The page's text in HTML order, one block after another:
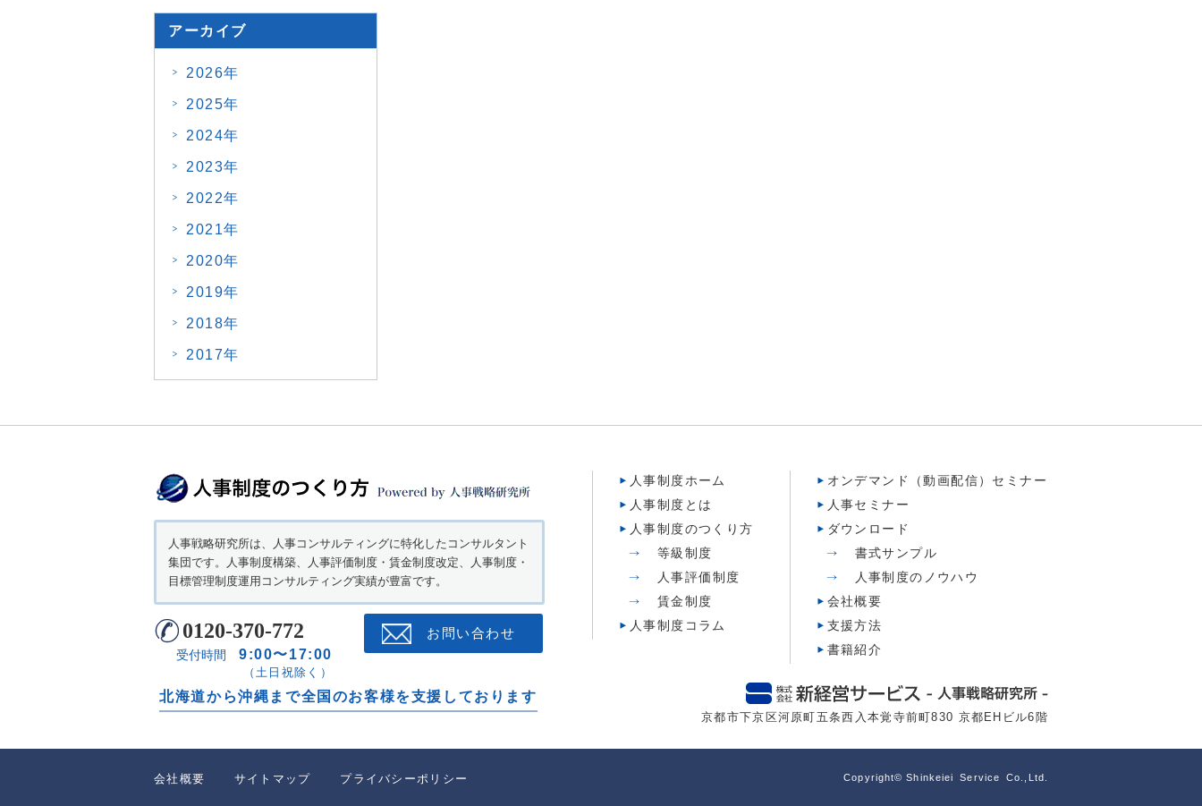
アーカイブ
2026年
2025年
2024年
2023年
2022年
2021年
2020年
2019年
2018年
2017年
人事戦略研究所は、人事コンサルティングに特化したコンサルタント
集団です。人事制度構築、人事評価制度・賃金制度改定、人事制度・
目標管理制度運用コンサルティング実績が豊富です。
0120-370-772
受付時間 9:00〜17:00
（土日祝除く）
お問い合わせ
北海道から沖縄まで全国のお客様を支援しております
人事制度ホーム
人事制度とは
人事制度のつくり方
等級制度
人事評価制度
賃金制度
人事制度コラム
オンデマンド（動画配信）セミナー
人事セミナー
ダウンロード
書式サンプル
人事制度のノウハウ
会社概要
支援方法
書籍紹介
京都市下京区河原町五条西入本覚寺前町830 京都EHビル6階
会社概要 サイトマップ プライバシーポリシー Copyright© Shinkeiei Service Co.,Ltd.